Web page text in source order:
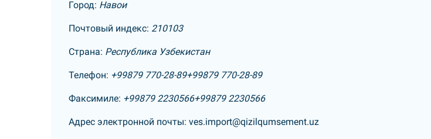
Город: Навои
Почтовый индекс: 210103
Страна: Республика Узбекистан
Телефон: +99879 770-28-89+99879 770-28-89
Факсимиле: +99879 2230566+99879 2230566
Адрес электронной почты: ves.import@qizilqumsement.uz